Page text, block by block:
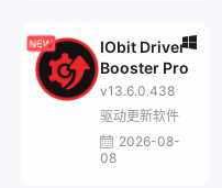
IObit Driver
Booster Pro
v13.6.0.438
驱动更新软件
2026-08-
08